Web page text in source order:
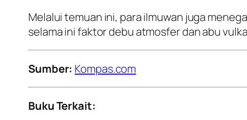
Melalui temuan ini, para ilmuwan juga
selama ini faktor debu atmosfer dan abu
Sumber: Kompas.com
Buku Terkait: